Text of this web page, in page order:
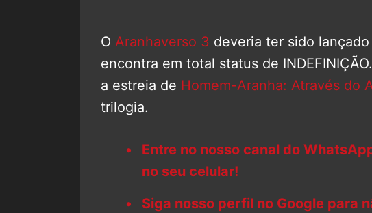
O Aranhaverso 3 deveria ter sido
encontra em total status de
a estreia de Homem-Aranha: Através do
trilogia.
Entre no nosso canal do
no seu celular!
Siga nosso perfil no Google para